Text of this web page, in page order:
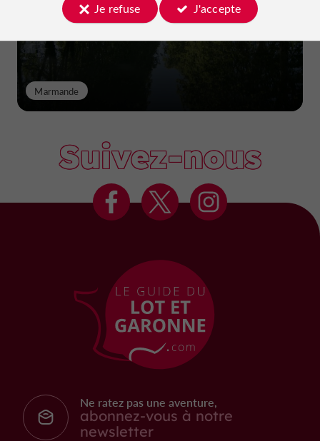
Marmande
Suivez-nous
Ne ratez pas une aventure,
abonnez-vous à notre
newsletter
Je refuse
J'accepte